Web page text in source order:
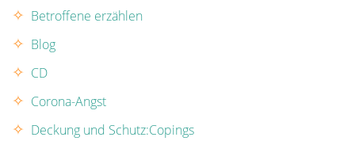
Betroffene erzählen
Blog
CD
Corona-Angst
Deckung und Schutz:Copings